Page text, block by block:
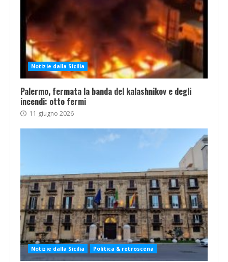
Notizie dalla Sicilia
Palermo, fermata la banda del kalashnikov e degli
incendi: otto fermi
11 giugno 2026
Notizie dalla Sicilia Politica & retroscena